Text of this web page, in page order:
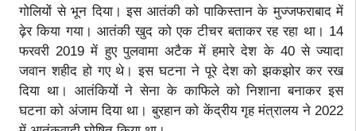
गोलियों से भून दिया। इस आतंकी को पाकिस्तान के मुज्जफराबाद में
ढ़ेर किया गया। आतंकी खुद को एक टीचर बताकर रह रहा था। 14
फरवरी 2019 में हुए पुलवामा अटैक में हमारे देश के 40 से ज्यादा
जवान शहीद हो गए थे। इस घटना ने पूरे देश को झकझोर कर रख
दिया था। आतंकियों ने सेना के काफिले को निशाना बनाकर इस
घटना को अंजाम दिया था। बुरहान को केंद्रीय गृह मंत्रालय ने 2022